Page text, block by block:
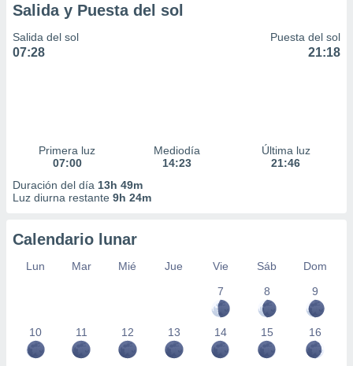
Salida y Puesta del sol
Salida del sol
07:28
Puesta del sol
21:18
Primera luz
07:00
Mediodía
14:23
Última luz
21:46
Duración del día 13h 49m
Luz diurna restante 9h 24m
Calendario lunar
Lun Mar Mié Jue Vie Sáb
Dom
7
8 9
10 11 12 13 14 15 16